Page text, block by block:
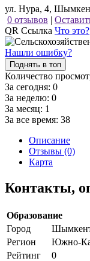
ул. Нура, 4,
0 отзывов |
QR Ссылка Что это?
Нашли ошибку?
Поднять в топ
Количество
За сегодня: 0
За неделю: 0
За месяц: 1
За все время: 38
Описание
Отзывы (0)
Карта
Контакты,
Образование
Город
Регион
Южно-
Рейтинг
0